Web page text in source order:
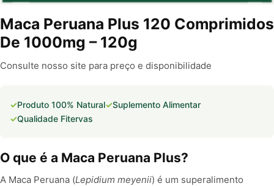
Maca Peruana Plus 120 Comprimidos
De 1000mg – 120g
Consulte nosso site para preço e disponibilidade
Produto 100% Natural
Suplemento Alimentar
Qualidade Fitervas
O que é a Maca Peruana Plus?
A Maca Peruana (Lepidium meyenii) é um superalimento